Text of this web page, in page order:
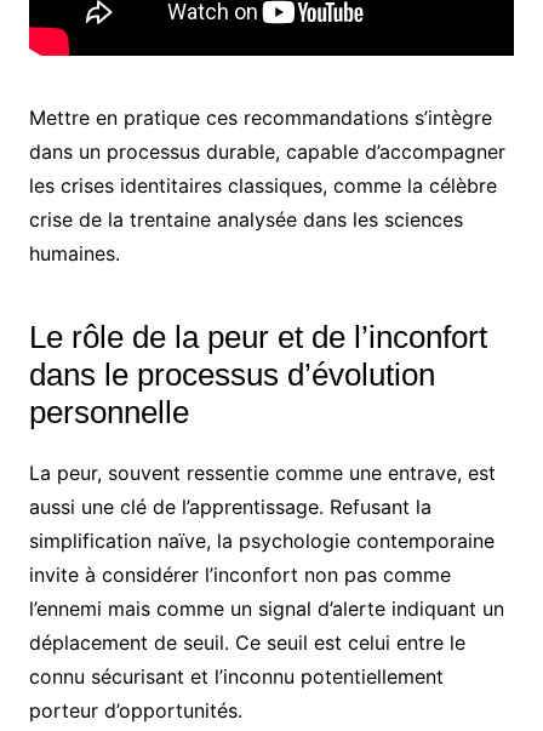
Mettre en pratique ces recommandations s’intègre
dans un processus durable, capable d’accompagner
les crises identitaires classiques, comme la célèbre
crise de la trentaine analysée dans les sciences
humaines.
Le rôle de la peur et de l’inconfort
dans le processus d’évolution
personnelle
La peur, souvent ressentie comme une entrave, est
aussi une clé de l’apprentissage. Refusant la
simplification naïve, la psychologie contemporaine
invite à considérer l’inconfort non pas comme
l’ennemi mais comme un signal d’alerte indiquant un
déplacement de seuil. Ce seuil est celui entre le
connu sécurisant et l’inconnu potentiellement
porteur d’opportunités.